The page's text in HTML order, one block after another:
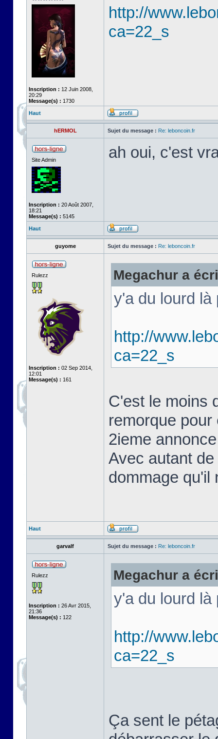
Inscription : 12 Juin 2008,
20:29
Message(s) : 1730
http://
ca=22_s
Haut
hERMOL Sujet du message : Re: leboncoin.fr
Site Admin
Inscription : 20 Août 2007,
18:21
Message(s) : 5145
ah oui, c'est
Haut
guyome Sujet du message : Re: leboncoin.fr
Rulezz
Inscription : 02 Sep 2014,
12:01
Message(s) : 161
Megachur a
y'a du lourd là
http://
ca=22_s
C'est le moins
remorque
2ieme
Avec autant
dommage
Haut
garvalf Sujet du message : Re: leboncoin.fr
Rulezz
Inscription : 26 Avr 2015,
21:36
Message(s) : 122
Megachur a
y'a du lourd là
http://
ca=22_s
Ça sent le